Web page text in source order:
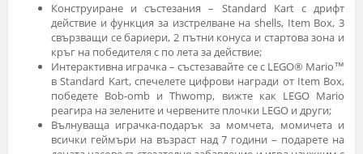
Конструиране и състезания – Standard Kart с дрифт
действие и функция за изстрелване на shells, Item Box, 3
свързващи се бариери, 2 пътни конуса и стартова зона и
кръг на победителя с по лета за действие;
Интерактивна играчка – състезавайте се с LEGO® Mario™
в Standard Kart, спечелете цифрови награди от Item Box,
победете Bob-omb и Thwomp, вижте как LEGO Mario
реагира на зелените и червените плочки LEGO и други;
Вълнуваща играчка-подарък за момчета, момичета и
всички геймъри на възраст над 7 години – подарете на